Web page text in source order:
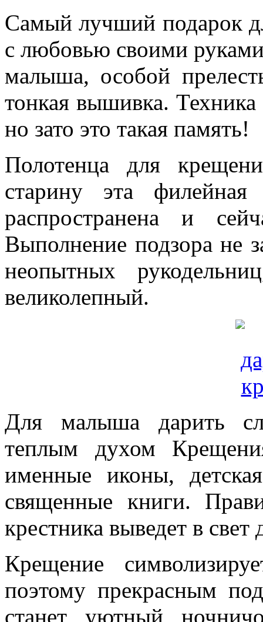
Самый лучший подарок
с любовью своими
малыша, особой
тонкая вышивка.
но зато это такая память!
Полотенца для
старину эта
распространена и
Выполнение подзора не
неопытных
великолепный.
Для малыша дарить
теплым духом
именные иконы,
священные книги.
крестника выведет в
Крещение
поэтому прекрасным
станет уютный